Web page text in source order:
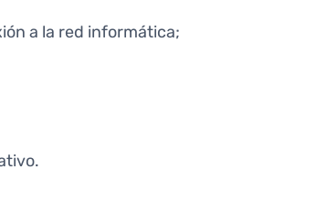
a la red informática;